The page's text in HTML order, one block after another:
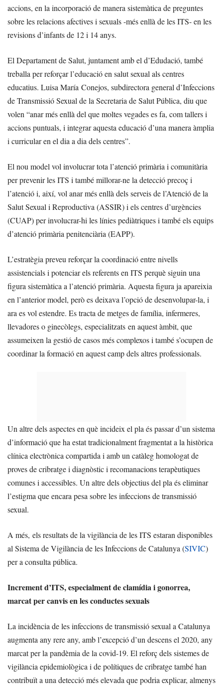
accions, en la incorporació de manera sistemàtica de preguntes
sobre les relacions afectives i sexuals -més enllà de les ITS- en les
revisions d’infants de 12 i 14 anys.
El Departament de Salut, juntament amb el d’Edudació, també
treballa per reforçar l’educació en salut sexual als centres
educatius. Luisa María Conejos, subdirectora general d’Infeccions
de Transmissió Sexual de la Secretaria de Salut Pública, diu que
volen “anar més enllà del que moltes vegades es fa, com tallers i
accions puntuals, i integrar aquesta educació d’una manera àmplia
i curricular en el dia a dia dels centres”.
El nou model vol involucrar tota l’atenció primària i comunitària
per prevenir les ITS i també millorar-ne la detecció precoç i
l’atenció i, així, vol anar més enllà dels serveis de l’Atenció de la
Salut Sexual i Reproductiva (ASSIR) i els centres d’urgències
(CUAP) per involucrar-hi les línies pediàtriques i també els equips
d’atenció primària penitenciària (EAPP).
L’estratègia preveu reforçar la coordinació entre nivells
assistencials i potenciar els referents en ITS perquè siguin una
figura sistemàtica a l’atenció primària. Aquesta figura ja apareixia
en l’anterior model, però es deixava l’opció de desenvolupar-la, i
ara es vol estendre. Es tracta de metges de família, infermeres,
llevadores o ginecòlegs, especialitzats en aquest àmbit, que
assumeixen la gestió de casos més complexos i també s’ocupen de
coordinar la formació en aquest camp dels altres professionals.
Un altre dels aspectes en què incideix el pla és passar d’un sistema
d’informació que ha estat tradicionalment fragmentat a la històrica
clínica electrònica compartida i amb un catàleg homologat de
proves de cribratge i diagnòstic i recomanacions terapèutiques
comunes i accessibles. Un altre dels objectius del pla és eliminar
l’estigma que encara pesa sobre les infeccions de transmissió
sexual.
A més, els resultats de la vigilància de les ITS estaran disponibles
al Sistema de Vigilància de les Infeccions de Catalunya (SIVIC)
per a consulta pública.
Increment d’ITS, especialment de clamídia i gonorrea,
marcat per canvis en les conductes sexuals
La incidència de les infeccions de transmissió sexual a Catalunya
augmenta any rere any, amb l’excepció d’un descens el 2020, any
marcat per la pandèmia de la covid-19. El reforç dels sistemes de
vigilància epidemiològica i de polítiques de cribratge també han
contribuït a una detecció més elevada que podria explicar, almenys